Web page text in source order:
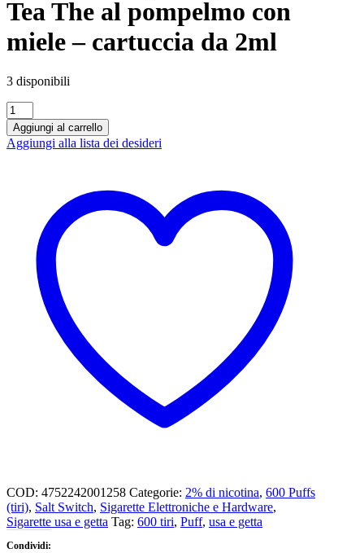
Tea The al pompelmo con
miele – cartuccia da 2ml
3 disponibili
Puff
Usa
e
Getta
Honey
Grapefruit
pompelmo
Aggiungi al carrello
Aggiungi alla lista dei desideri
COD: 4752242001258 Categorie: 2% di nicotina, 600 Puffs
(tiri), Salt Switch, Sigarette Elettroniche e Hardware,
Sigarette usa e getta Tag: 600 tiri, Puff, usa e getta
Condividi: